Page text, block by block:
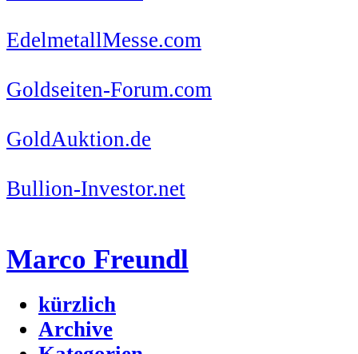
EdelmetallMesse.com
Goldseiten-Forum.com
GoldAuktion.de
Bullion-Investor.net
Marco Freundl
kürzlich
Archive